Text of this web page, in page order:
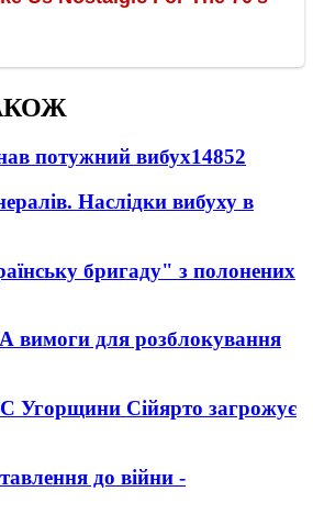
потужний вибух14852
Наслідки вибуху в
бригаду" з полонених
вимоги для розблокування
Угорщини Сійярто загрожує
до війни -